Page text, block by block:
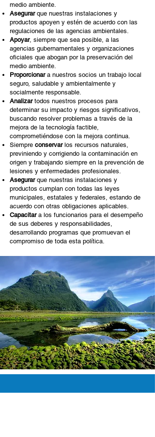
medio ambiente.
Asegurarque nuestras instalaciones y
productos apoyen y estén de acuerdo con las
regulaciones de las agencias ambientales.
Apoyar, siempre que sea posible, a las
agencias gubernamentales y organizaciones
oficiales que abogan por la preservación del
medio ambiente.
Proporcionara nuestros socios un trabajo local
seguro, saludable y ambientalmente y
socialmente responsable.
Analizartodos nuestros procesos para
determinar su impacto y riesgos significativos,
buscando resolver problemas a través de la
mejora de la tecnología factible,
comprometiéndose con la mejora continua.
Siempre conservarlos recursos naturales,
previniendo y corrigiendo la contaminación en
origen y trabajando siempre en la prevención de
lesiones y enfermedades profesionales.
Asegurarque nuestras instalaciones y
productos cumplan con todas las leyes
municipales, estatales y federales, estando de
acuerdo con otras obligaciones aplicables.
Capacitara los funcionarios para el desempeño
de sus deberes y responsabilidades,
desarrollando programas que promuevan el
compromiso de toda esta política.